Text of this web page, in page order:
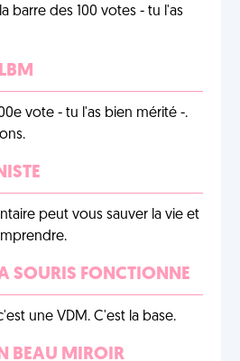
barre des 100 votes - tu l'as
vote - tu l'as bien mérité -.
peut vous sauver la vie et
SOURIS FONCTIONNE
une VDM. C'est la base.
BEAU MIROIR